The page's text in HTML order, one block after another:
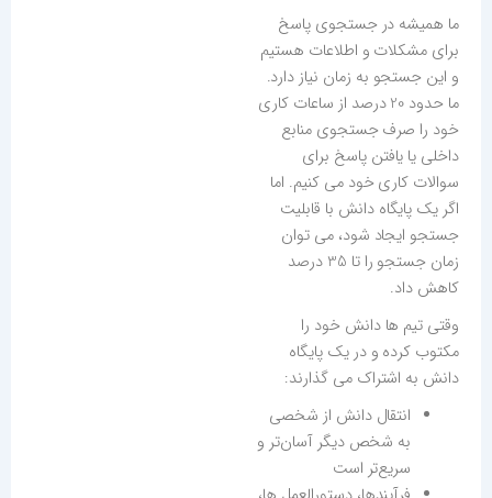
ما همیشه در جستجوی پاسخ
برای مشکلات و اطلاعات هستیم
و این جستجو به زمان نیاز دارد.
ما حدود 20 درصد از ساعات کاری
خود را صرف جستجوی منابع
داخلی یا یافتن پاسخ برای
سوالات کاری خود می کنیم. اما
اگر یک پایگاه دانش با قابلیت
جستجو ایجاد شود، می توان
زمان جستجو را تا 35 درصد
کاهش داد.
وقتی تیم ها دانش خود را
مکتوب کرده و در یک پایگاه
دانش به اشتراک می گذارند:
انتقال دانش از شخصی
به شخص دیگر آسان‌تر و
سریع‌تر است